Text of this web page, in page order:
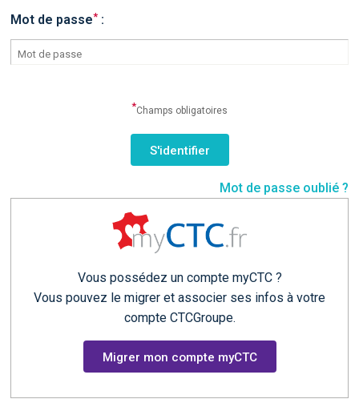
Mot de passe*:
*Champs obligatoires
Mot de passe oublié ?
Vous possédez un compte myCTC ?
Vous pouvez le migrer et associer ses infos à votre
compte CTCGroupe.
Migrer mon compte myCTC